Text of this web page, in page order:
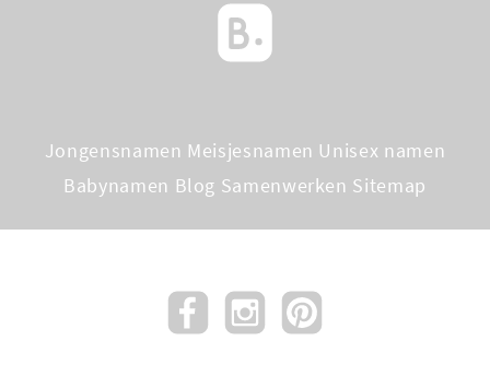
Jongensnamen Meisjesnamen Unisex namen
Babynamen Blog Samenwerken Sitemap